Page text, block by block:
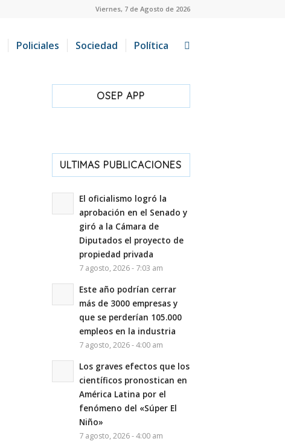
Viernes, 7 de Agosto de 2026
Policiales Sociedad Política
OSEP APP
ULTIMAS PUBLICACIONES
El oficialismo logró la
aprobación en el Senado y
giró a la Cámara de
Diputados el proyecto de
propiedad privada
7 agosto, 2026 - 7:03 am
Este año podrían cerrar
más de 3000 empresas y
que se perderían 105.000
empleos en la industria
7 agosto, 2026 - 4:00 am
Los graves efectos que los
científicos pronostican en
América Latina por el
fenómeno del «Súper El
Niño»
7 agosto, 2026 - 4:00 am